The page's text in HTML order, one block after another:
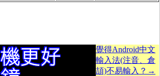
覺得Android中文
輸入法(注音、倉
頡)不易輸入？→